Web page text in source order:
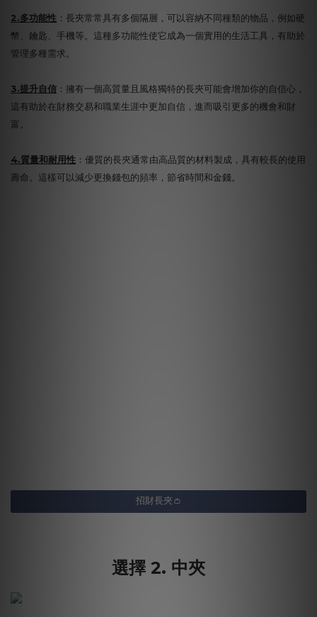
2.多功能性 ：長夾常常具有多個隔層，可以容納不同種類的物品，例如硬
幣、鑰匙、手機等。這種多功能性使它成為一個實用的生活工具，有助於
管理多種需求。
3.提升自信 ：擁有一個高質量且風格獨特的長夾可能會增加你的自信心，
這有助於在財務交易和職業生涯中更加自信，進而吸引更多的機會和財
富。
4.質量和耐用性 ：優質的長夾通常由高品質的材料製成，具有較長的使用
壽命。這樣可以減少更換錢包的頻率，節省時間和金錢。
招財長夾👛
選擇 2. 中夾